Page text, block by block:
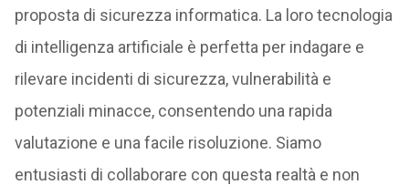
proposta di sicurezza informatica. La loro tecnologia
di intelligenza artificiale è perfetta per indagare e
rilevare incidenti di sicurezza, vulnerabilità e
potenziali minacce, consentendo una rapida
valutazione e una facile risoluzione. Siamo
entusiasti di collaborare con questa realtà e non